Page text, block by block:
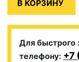
Для быстрого
телефону: +7